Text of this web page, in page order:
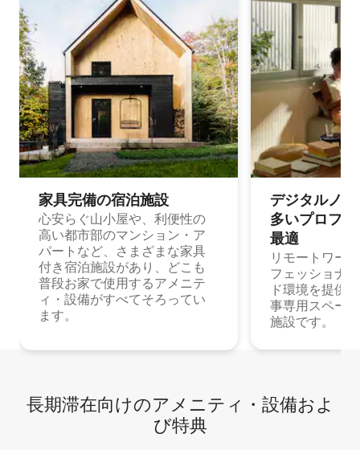
家具完備の宿⁠泊⁠施⁠設
心安らぐ山小屋や、利便性の
高い都市部のマンション・ア
パートなど、さまざまな家具
付き宿泊施設があり、どこも
普段お家で使用するアメニテ
ィ・設備がすべてそろってい
ます。
デジタルノ
多⁠いプ⁠ロ⁠フ⁠
最⁠適
リモートワー
フェッショナ
ド環境を提供
事専用スペー
施設です。
長期滞在向け⁠のア⁠メ⁠ニ⁠テ⁠ィ⁠・設⁠備⁠およ
び特⁠典